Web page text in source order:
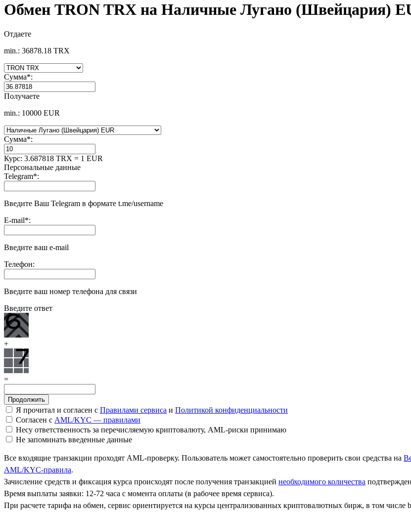
Обмен TRON TRX на Наличные Лугано (Швейцария)
Отдаете
min.: 36878.18 TRX
Сумма*:
Получаете
min.: 10000 EUR
Сумма*:
Курс: 3.687818 TRX = 1 EUR
Персональные данные
Telegram*:
Введите Ваш Telegram в формате t.me/username
E-mail*:
Введите ваш e-mail
Телефон:
Введите ваш номер телефона для связи
Введите ответ
+
=
Я прочитал и согласен с Правилами сервиса и Политикой конфиденциальности
Согласен с AML/KYC — правилами
Несу ответственность за перечисляемую криптовалюту, AML-риски принимаю
Не запоминать введенные данные
Все входящие транзакции проходят AML-проверку. Пользователь может самостоятельно проверить свои средства на
AML/KYC-правила.
Зачисление средств и фиксация курса происходят после получения транзакцией необходимого количества
Время выплаты заявки: 12-72 часа с момента оплаты (в рабочее время сервиса).
При расчете тарифа на обмен, сервис ориентируется на курсы централизованных криптовалютных бирж, в том числе